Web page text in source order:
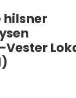
hilsner
Vester